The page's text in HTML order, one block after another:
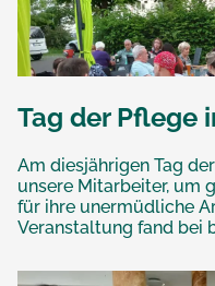
Tag der Pflege
Am diesjährigen Tag
unsere Mitarbeiter, um
für ihre unermüdliche
Veranstaltung fand bei